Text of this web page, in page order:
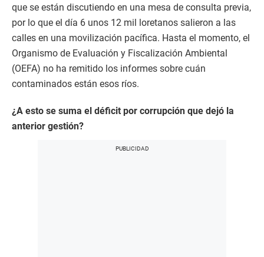
que se están discutiendo en una mesa de consulta previa,
por lo que el día 6 unos 12 mil loretanos salieron a las
calles en una movilización pacífica. Hasta el momento, el
Organismo de Evaluación y Fiscalización Ambiental
(OEFA) no ha remitido los informes sobre cuán
contaminados están esos ríos.
¿A esto se suma el déficit por corrupción que dejó la
anterior gestión?